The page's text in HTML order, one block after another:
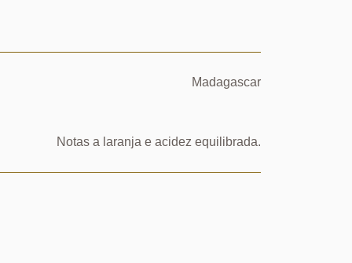
Madagascar
Notas a laranja e acidez equilibrada.